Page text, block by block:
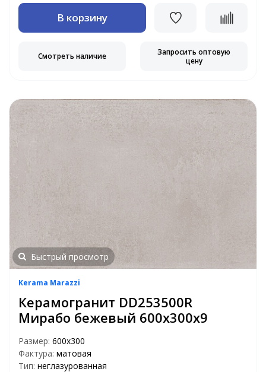
В корзину
Смотреть наличие
Запросить оптовую
цену
Быстрый просмотр
Kerama Marazzi
Керамогранит DD253500R
Мирабо бежевый 600х300х9
Размер: 600x300
Фактура: матовая
Тип: неглазурованная